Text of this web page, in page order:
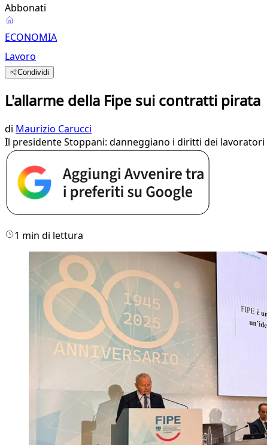
Abbonati
ECONOMIA
Lavoro
Condividi
L'allarme della Fipe sui contratti pirata
di Maurizio Carucci
Il presidente Stoppani: danneggiano i diritti dei
1 min di lettura